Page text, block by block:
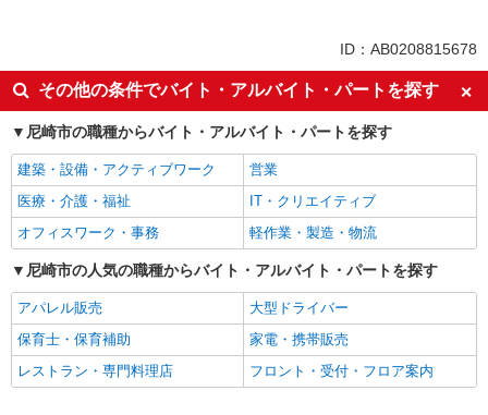
入社日応相談
Web面接OK
職場見学OKまたは説明会あり
未経験歓迎
フリーター歓迎
学歴不問
ブランクOK
ミドル（40代～）活躍中
ボーナス・賞与あり
昇給あり
フルタイム歓迎
朝
昼
夕方
禁煙・分煙
交通費支給
社会保険あり
社宅・寮あり
家賃補助・住宅手当有
入社祝い金あり
ID：AB0208815678
その他の条件でバイト・アルバイト・パートを探す
尼崎市の職種からバイト・アルバイト・パートを探す
建築・設備・アクティブワーク
営業
医療・介護・福祉
IT・クリエイティブ
オフィスワーク・事務
軽作業・製造・物流
尼崎市の人気の職種からバイト・アルバイト・パートを探す
アパレル販売
大型ドライバー
保育士・保育補助
家電・携帯販売
レストラン・専門料理店
フロント・受付・フロア案内